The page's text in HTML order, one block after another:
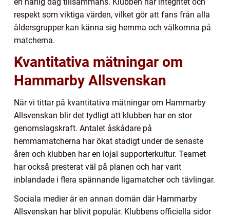
respekt som viktiga värden, vilket gör att fans från alla
åldersgrupper kan känna sig hemma och välkomna på
matcherna.
Kvantitativa mätningar om
Hammarby Allsvenskan
När vi tittar på kvantitativa mätningar om Hammarby
Allsvenskan blir det tydligt att klubben har en stor
genomslagskraft. Antalet åskådare på
hemmamatcherna har ökat stadigt under de senaste
åren och klubben har en lojal supporterkultur. Teamet
har också presterat väl på planen och har varit
inblandade i flera spännande ligamatcher och tävlingar.
Sociala medier är en annan domän där Hammarby
Allsvenskan har blivit populär. Klubbens officiella sidor